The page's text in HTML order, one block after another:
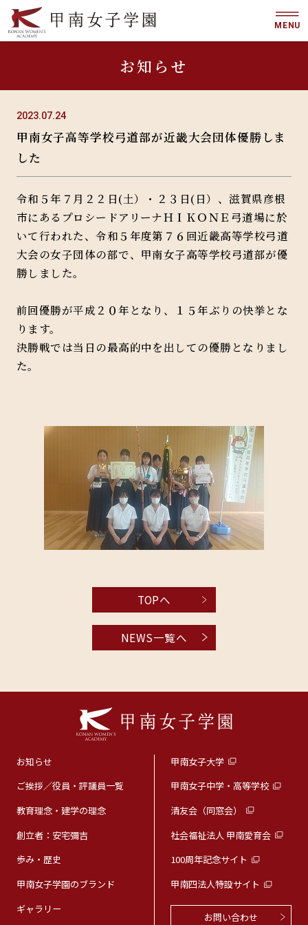
MENU
お知らせ
2023.07.24
甲南女子高等学校弓道部が近畿大会団体優勝しま
した
令和５年７月２２日(土）・２３日(日）、滋賀県彦根
市にあるプロシードアリーナＨＩＫＯＮＥ弓道場に於
いて行われた、令和５年度第７６回近畿高等学校弓道
大会の女子団体の部で、甲南女子高等学校弓道部が優
勝しました。
前回優勝が平成２０年となり、１５年ぶりの快挙とな
ります。
決勝戦では当日の最高的中を出しての優勝となりまし
た。
TOPへ
NEWS一覧へ
お知らせ
ご挨拶／役員・評議員一覧
教育理念・建学の理念
創立者：安宅彌吉
歩み・歴史
甲南女子学園のブランド
ギャラリー
甲南女子大学
甲南女子中学・高等学校
清友会（同窓会）
社会福祉法人 甲南愛育会
100周年記念サイト
甲南四法人特設サイト
お問い合わせ